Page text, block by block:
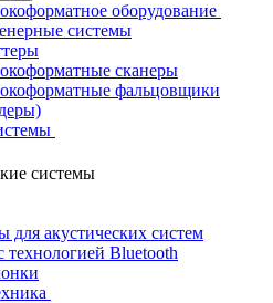
оборудование
системы
сканеры
фальцовщики
системы
для акустических систем
технологией Bluetooth